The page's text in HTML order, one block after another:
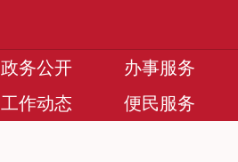
政务公开
办事服务
工作动态
便民服务